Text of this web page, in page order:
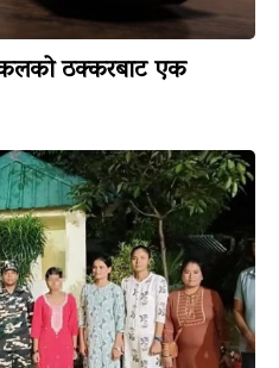
ठक्करबाट एक